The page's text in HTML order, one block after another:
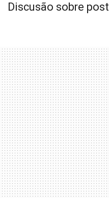
Discusão sobre post